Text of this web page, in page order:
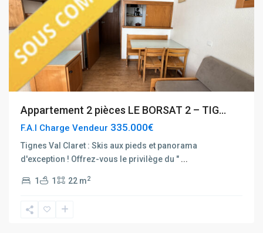
Appartement 2 pièces LE BORSAT 2 – TIG...
F.A.I Charge Vendeur 335.000€
Tignes Val Claret : Skis aux pieds et panorama
d'exception ! Offrez-vous le privilège du " ...
1 1 22 m2
Hauts
Val